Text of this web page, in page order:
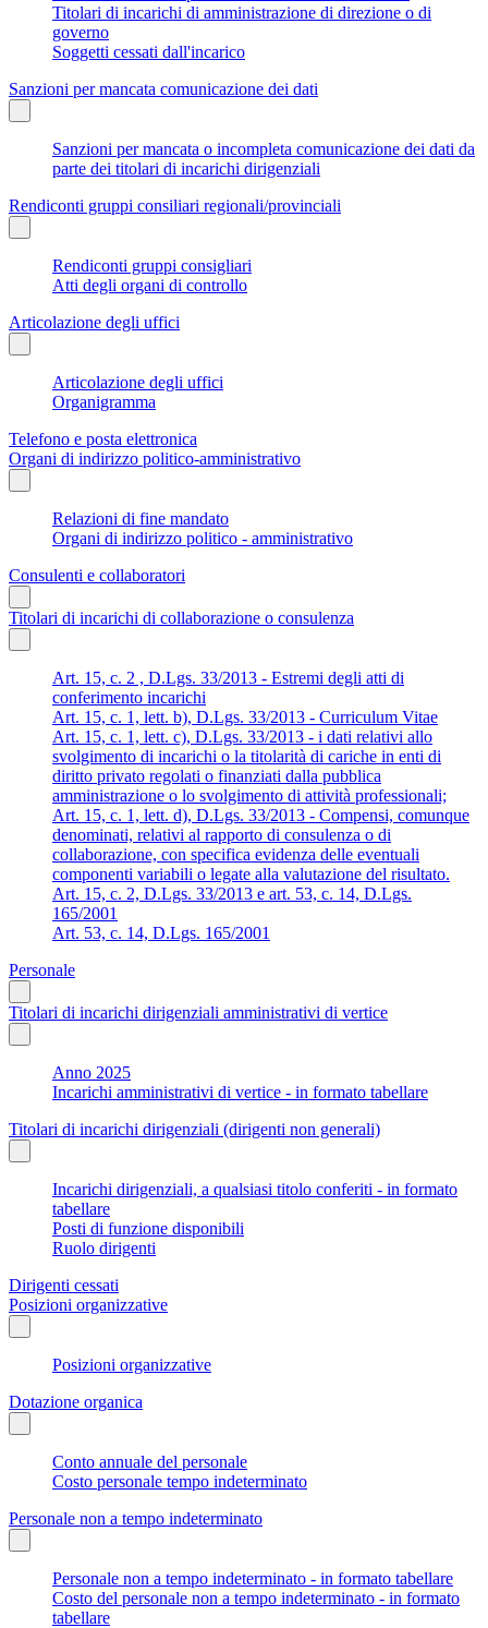
Titolari di incarichi di amministrazione di direzione o di
governo
Soggetti cessati dall'incarico
Sanzioni per mancata comunicazione dei dati
Sanzioni per mancata o incompleta comunicazione dei dati da
parte dei titolari di incarichi dirigenziali
Rendiconti gruppi consiliari regionali/provinciali
Rendiconti gruppi consigliari
Atti degli organi di controllo
Articolazione degli uffici
Articolazione degli uffici
Organigramma
Telefono e posta elettronica
Organi di indirizzo politico-amministrativo
Relazioni di fine mandato
Organi di indirizzo politico - amministrativo
Consulenti e collaboratori
Titolari di incarichi di collaborazione o consulenza
Art. 15, c. 2 , D.Lgs. 33/2013 - Estremi degli atti di
conferimento incarichi
Art. 15, c. 1, lett. b), D.Lgs. 33/2013 - Curriculum Vitae
Art. 15, c. 1, lett. c), D.Lgs. 33/2013 - i dati relativi allo
svolgimento di incarichi o la titolarità di cariche in enti di
diritto privato regolati o finanziati dalla pubblica
amministrazione o lo svolgimento di attività professionali;
Art. 15, c. 1, lett. d), D.Lgs. 33/2013 - Compensi, comunque
denominati, relativi al rapporto di consulenza o di
collaborazione, con specifica evidenza delle eventuali
componenti variabili o legate alla valutazione del risultato.
Art. 15, c. 2, D.Lgs. 33/2013 e art. 53, c. 14, D.Lgs.
165/2001
Art. 53, c. 14, D.Lgs. 165/2001
Personale
Titolari di incarichi dirigenziali amministrativi di vertice
Anno 2025
Incarichi amministrativi di vertice - in formato tabellare
Titolari di incarichi dirigenziali (dirigenti non generali)
Incarichi dirigenziali, a qualsiasi titolo conferiti - in formato
tabellare
Posti di funzione disponibili
Ruolo dirigenti
Dirigenti cessati
Posizioni organizzative
Posizioni organizzative
Dotazione organica
Conto annuale del personale
Costo personale tempo indeterminato
Personale non a tempo indeterminato
Personale non a tempo indeterminato - in formato tabellare
Costo del personale non a tempo indeterminato - in formato
tabellare